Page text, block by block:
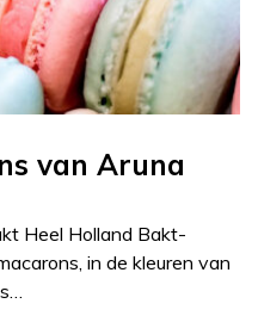
van Aruna
Heel Holland Bakt-
in de kleuren van